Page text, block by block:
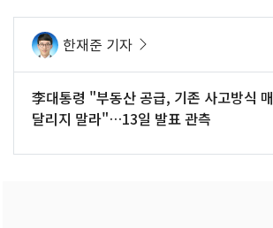
한재준 기자
李대통령 "부동산 공급, 기존 사고방식 매
달리지 말라"…13일 발표 관측